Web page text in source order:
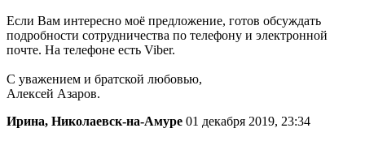
Если Вам интересно моё предложение, готов обсуждать
подробности сотрудничества по телефону и электронной
почте. На телефоне есть Viber.
С уважением и братской любовью,
Алексей Азаров.
Ирина, Николаевск-на-Амуре 01 декабря 2019, 23:34